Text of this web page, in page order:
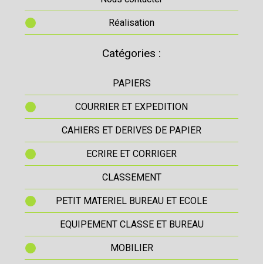
Réalisation
Catégories :
PAPIERS
COURRIER ET EXPEDITION
CAHIERS ET DERIVES DE PAPIER
ECRIRE ET CORRIGER
CLASSEMENT
PETIT MATERIEL BUREAU ET ECOLE
EQUIPEMENT CLASSE ET BUREAU
MOBILIER